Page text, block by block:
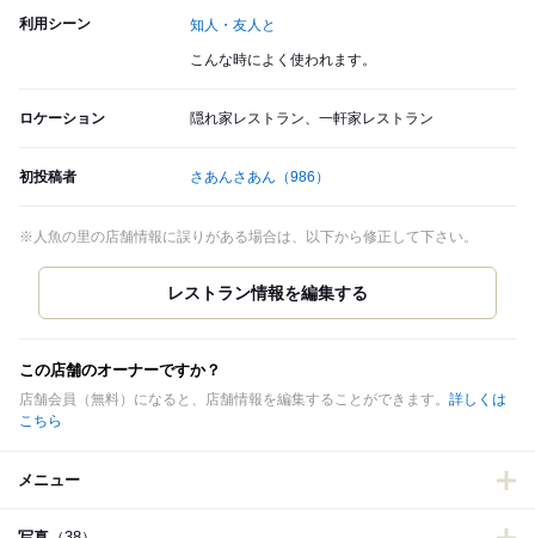
利用シーン 知人・友人と
こんな時によく使われます。
ロケーション 隠れ家レストラン、一軒家レストラン
初投稿者 さあんさあん （986）
※人魚の里の店舗情報に誤りがある場合は、以下から修正して下さい。
この店舗のオーナーですか？
店舗会員（無料）になると、店舗情報を編集することができます。 詳しくは
こちら
メニュー